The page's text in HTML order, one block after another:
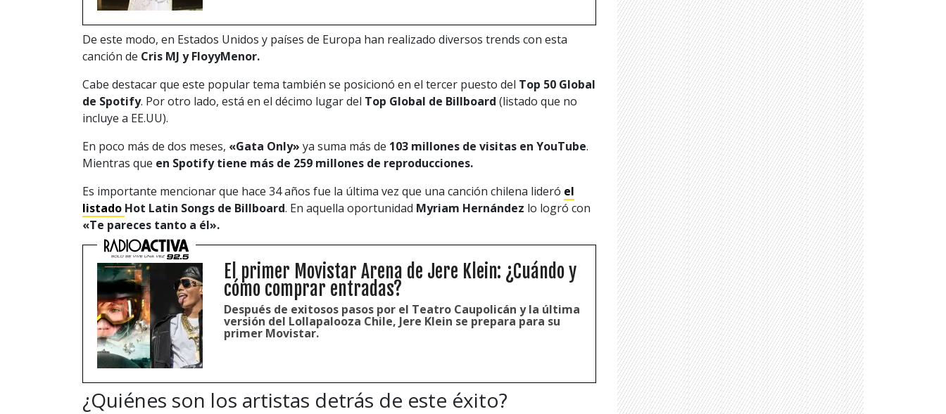
De este modo, en Estados Unidos y países de Europa han realizado diversos trends con esta
canción de Cris MJ y FloyyMenor.
Cabe destacar que este popular tema también se posicionó en el tercer puesto del Top 50 Global
de Spotify. Por otro lado, está en el décimo lugar del Top Global de Billboard (listado que no
incluye a EE.UU).
En poco más de dos meses, «Gata Only» ya suma más de 103 millones de visitas en YouTube.
Mientras que en Spotify tiene más de 259 millones de reproducciones.
Es importante mencionar que hace 34 años fue la última vez que una canción chilena lideró el
listado Hot Latin Songs de Billboard. En aquella oportunidad Myriam Hernández lo logró con
«Te pareces tanto a él».
El primer Movistar Arena de Jere Klein: ¿Cuándo y
cómo comprar entradas?
Después de exitosos pasos por el Teatro Caupolicán y la última
versión del Lollapalooza Chile, Jere Klein se prepara para su
primer Movistar.
¿Quiénes son los artistas detrás de este éxito?